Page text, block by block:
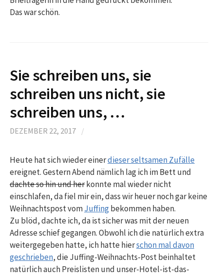
Das war schön.
Sie schreiben uns, sie
schreiben uns nicht, sie
schreiben uns, …
DEZEMBER 22, 2017 /
Heute hat sich wieder einerdieser seltsamen Zufälle
ereignet. Gestern Abend nämlich lag ich im Bett und
dachte so hin und herkonnte mal wieder nicht
einschlafen, da fiel mir ein, dass wir heuer noch gar keine
Weihnachtspost vomJuffingbekommen haben.
Zu blöd, dachte ich, da ist sicher was mit der neuen
Adresse schief gegangen. Obwohl ich die natürlich extra
weitergegeben hatte, ich hatte hierschon mal davon
geschrieben, die Juffing-Weihnachts-Post beinhaltet
natürlich auch Preislisten und unser-Hotel-ist-das-